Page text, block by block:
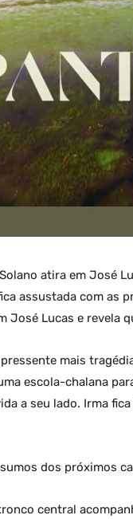
atira em José
assustada com as
José Lucas e revela
mais
escola-chalana
a seu lado. Irma
dos próximos
central